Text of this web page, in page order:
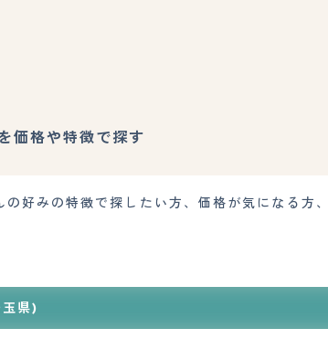
価格や特徴で探す
好みの特徴で探したい方、価格が気になる方
県)